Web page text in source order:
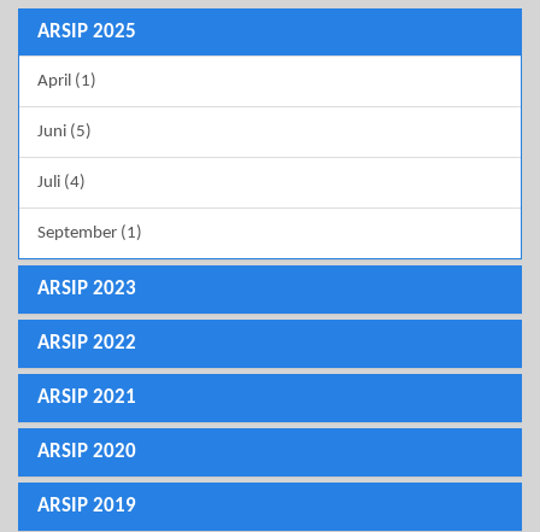
ARSIP 2025
April (1)
Juni (5)
Juli (4)
September (1)
ARSIP 2023
ARSIP 2022
ARSIP 2021
ARSIP 2020
ARSIP 2019